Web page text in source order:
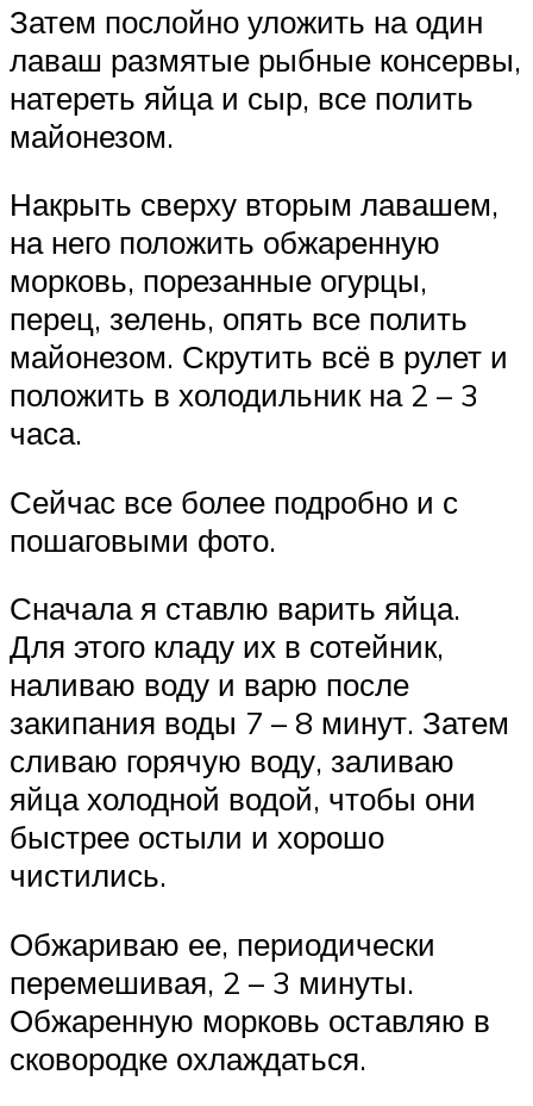
Затем послойно уложить на один
лаваш размятые рыбные консервы,
натереть яйца и сыр, все полить
майонезом.
Накрыть сверху вторым лавашем,
на него положить обжаренную
морковь, порезанные огурцы,
перец, зелень, опять все полить
майонезом. Скрутить всё в рулет и
положить в холодильник на 2 – 3
часа.
Сейчас все более подробно и с
пошаговыми фото.
Сначала я ставлю варить яйца.
Для этого кладу их в сотейник,
наливаю воду и варю после
закипания воды 7 – 8 минут. Затем
сливаю горячую воду, заливаю
яйца холодной водой, чтобы они
быстрее остыли и хорошо
чистились.
Обжариваю ее, периодически
перемешивая, 2 – 3 минуты.
Обжаренную морковь оставляю в
сковородке охлаждаться.